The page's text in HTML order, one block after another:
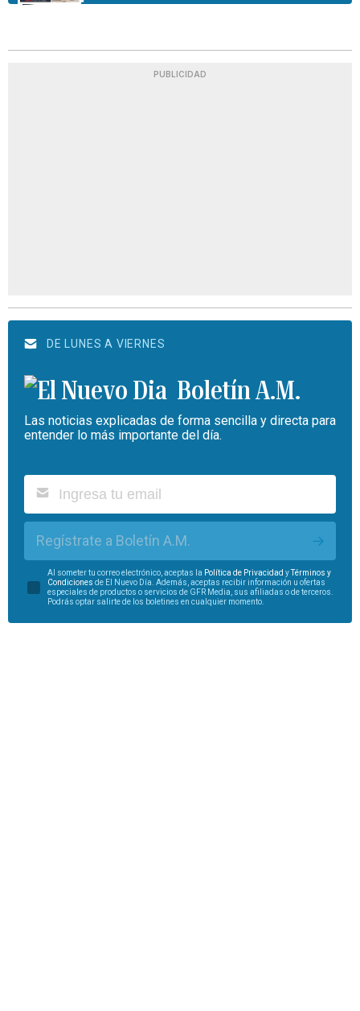
PUBLICIDAD
DE LUNES A VIERNES
Boletín A.M.
Las noticias explicadas de forma sencilla y directa para
entender lo más importante del día.
Regístrate a Boletín A.M.
Al someter tu correo electrónico, aceptas la Política de Privacidad yTérminos y
Condiciones de El Nuevo Día. Además, aceptas recibir información u ofertas
especiales de productos o servicios de GFR Media, sus afiliadas o de terceros.
Podrás optar salirte de los boletines en cualquier momento.